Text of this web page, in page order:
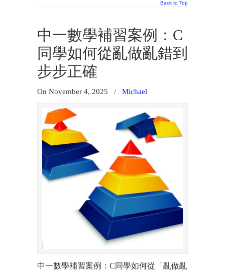
Back to Top
中一數學補習案例：C
同學如何從亂做亂錯到
步步正確
On November 4, 2025 / Michael
中一數學補習案例：C同學如何從「亂做亂